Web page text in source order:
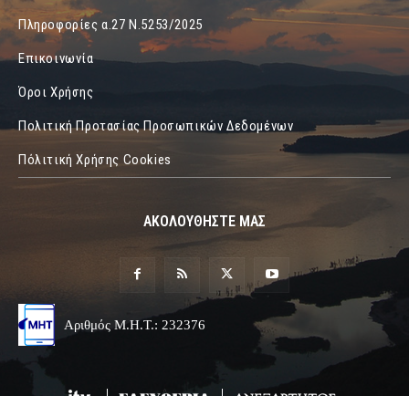
Πληροφορίες α.27 Ν.5253/2025
Επικοινωνία
Όροι Χρήσης
Πολιτική Προτασίας Προσωπικών Δεδομένων
Πόλιτική Χρήσης Cookies
ΑΚΟΛΟΥΘΗΣΤΕ ΜΑΣ
Αριθμός Μ.Η.Τ.: 232376